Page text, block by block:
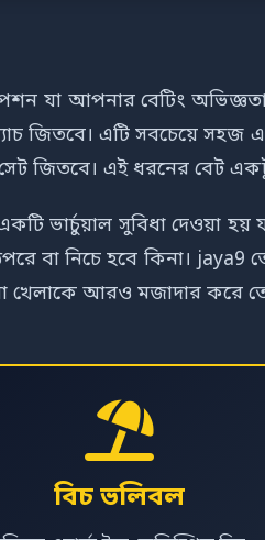
যা আপনার বেটিং
জিতবে। এটি সবচেয়ে সহজ
জিতবে। এই ধরনের বেট একটু
একটি ভার্চুয়াল সুবিধা
উপরে বা নিচে হবে কিনা।
খেলাকে আরও মজাদার করে
বিচ ভলিবল